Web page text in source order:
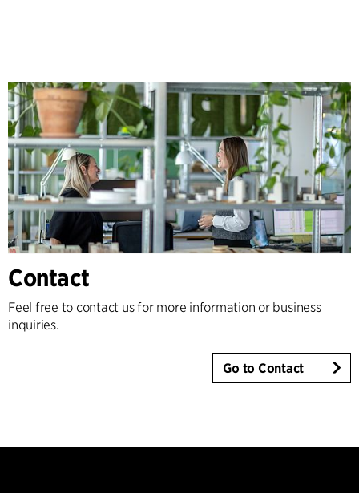
Contact
Feel free to contact us for more information or business
inquiries.
Go to Contact